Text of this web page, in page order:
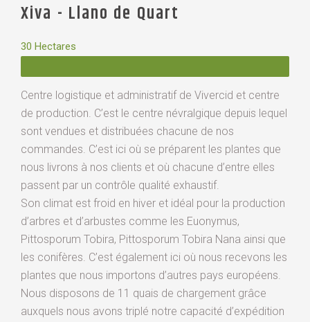
Xiva - Llano de Quart
30 Hectares
Centre logistique et administratif de Vivercid et centre
de production. C’est le centre névralgique depuis lequel
sont vendues et distribuées chacune de nos
commandes. C’est ici où se préparent les plantes que
nous livrons à nos clients et où chacune d’entre elles
passent par un contrôle qualité exhaustif.
Son climat est froid en hiver et idéal pour la production
d’arbres et d’arbustes comme les Euonymus,
Pittosporum Tobira, Pittosporum Tobira Nana ainsi que
les conifères. C’est également ici où nous recevons les
plantes que nous importons d’autres pays européens.
Nous disposons de 11 quais de chargement grâce
auxquels nous avons triplé notre capacité d’expédition